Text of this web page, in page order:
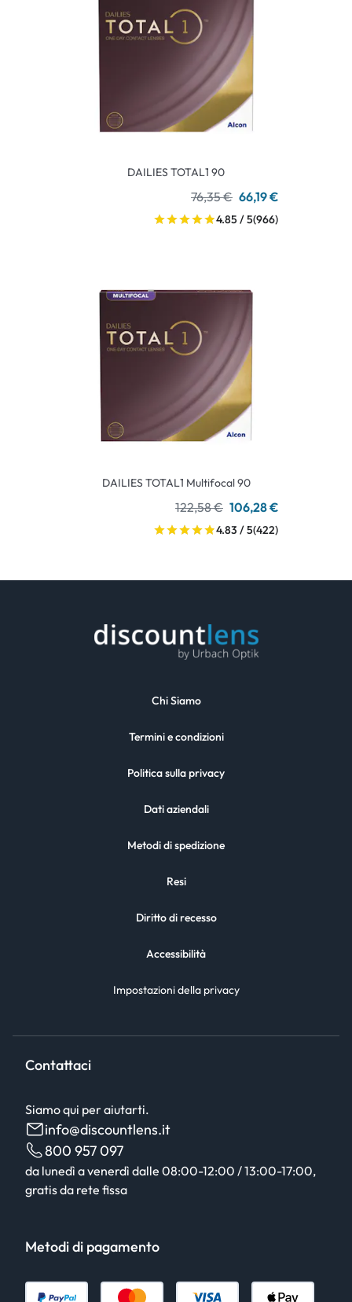
DAILIES TOTAL1 90
76,35 € 66,19 €
4.85 / 5(966)
DAILIES TOTAL1 Multifocal 90
122,58 € 106,28 €
4.83 / 5(422)
Chi Siamo
Termini e condizioni
Politica sulla privacy
Dati aziendali
Metodi di spedizione
Resi
Diritto di recesso
Accessibilità
Impostazioni della privacy
Contattaci
Siamo qui per aiutarti.
info@discountlens.it
800 957 097
da lunedì a venerdì dalle 08:00-12:00 / 13:00-17:00,
gratis da rete fissa
Metodi di pagamento